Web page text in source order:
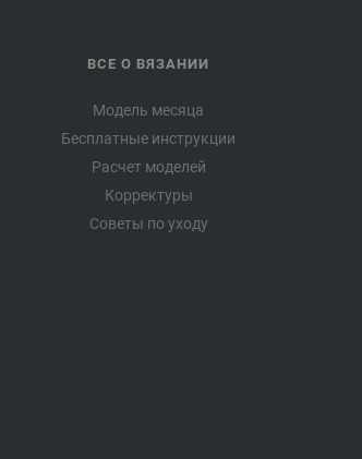
ВСЕ О ВЯЗАНИИ
Модель месяца
Бесплатные инструкции
Расчет моделей
Корректуры
Советы по уходу